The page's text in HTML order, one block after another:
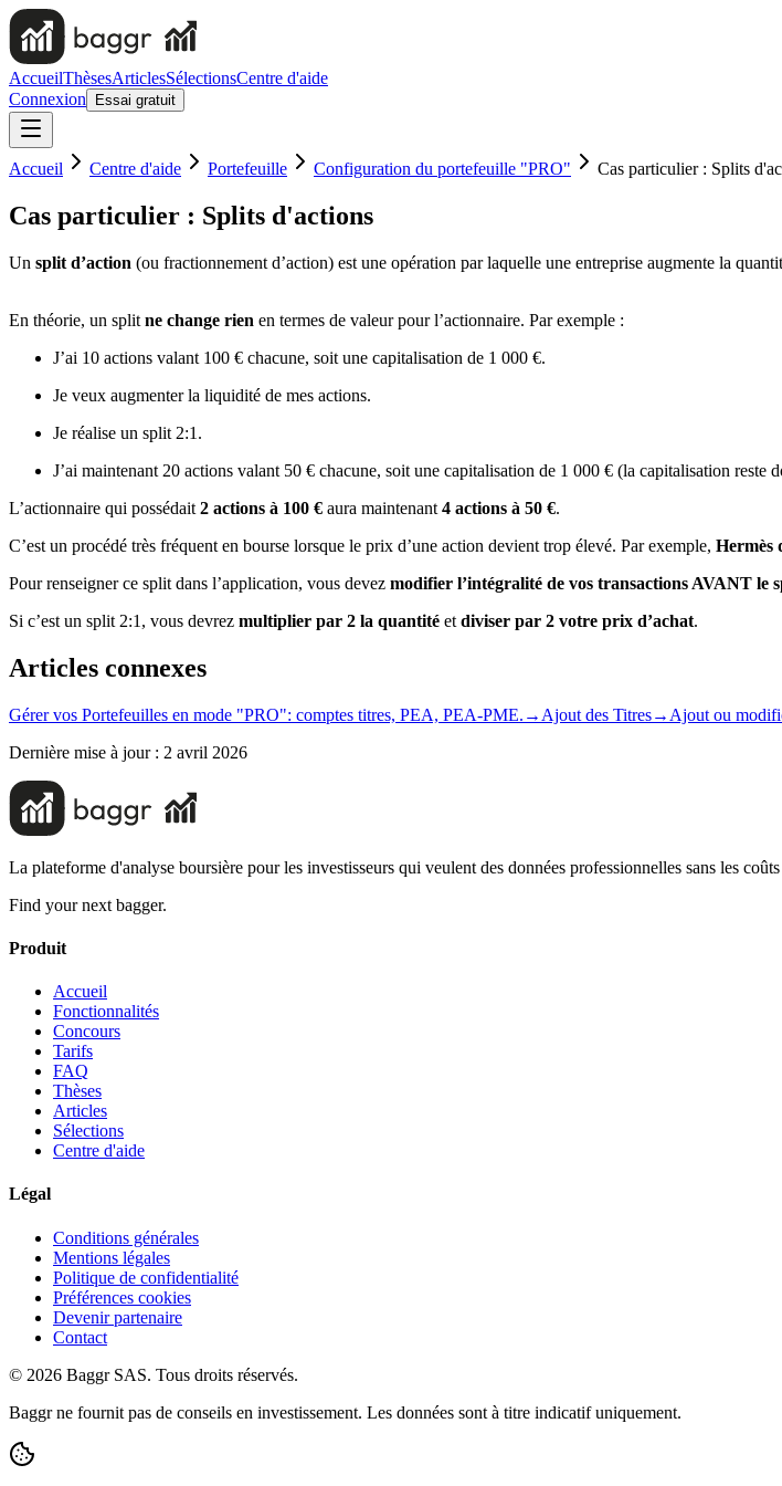
AccueilThèsesArticlesSélectionsCentre d'aide
Connexion
Essai gratuit
Accueil Centre d'aide Portefeuille Configuration du portefeuille "PRO" Cas particulier : Splits
Cas particulier : Splits d'actions
Un split d’action (ou fractionnement d’action) est une opération par laquelle une entreprise augmente la
En théorie, un split ne change rien en termes de valeur pour l’actionnaire. Par exemple :
J’ai 10 actions valant 100 € chacune, soit une capitalisation de 1 000 €.
Je veux augmenter la liquidité de mes actions.
Je réalise un split 2:1.
J’ai maintenant 20 actions valant 50 € chacune, soit une capitalisation de 1 000 € (la capitalisation reste
L’actionnaire qui possédait 2 actions à 100 € aura maintenant 4 actions à 50 €.
C’est un procédé très fréquent en bourse lorsque le prix d’une action devient trop élevé. Par exemple, Hermès
Pour renseigner ce split dans l’application, vous devez modifier l’intégralité de vos transactions AVANT le
Si c’est un split 2:1, vous devrez multiplier par 2 la quantité et diviser par 2 votre prix d’achat.
Articles connexes
Gérer vos Portefeuilles en mode "PRO": comptes titres, PEA, PEA-PME. → Ajout des Titres→ Ajout ou
Dernière mise à jour : 2 avril 2026
La plateforme d'analyse boursière pour les investisseurs qui veulent des données professionnelles sans les
Find your next bagger.
Produit
Accueil
Fonctionnalités
Concours
Tarifs
FAQ
Thèses
Articles
Sélections
Centre d'aide
Légal
Conditions générales
Mentions légales
Politique de confidentialité
Préférences cookies
Devenir partenaire
Contact
© 2026 Baggr SAS. Tous droits réservés.
Baggr ne fournit pas de conseils en investissement. Les données sont à titre indicatif uniquement.